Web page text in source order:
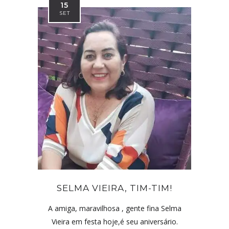
15
SET
SELMA VIEIRA, TIM-TIM!
A amiga, maravilhosa , gente fina Selma
Vieira em festa hoje,é seu aniversário.